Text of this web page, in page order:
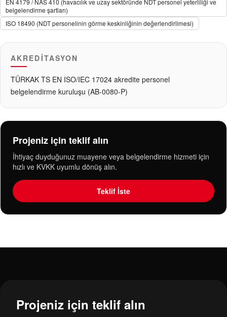
EN 4179 / NAS 410 (havacılık ve uzay sektöründe NDT personel yeterliliği ve
belgelendirme şartları)
ISO 18490 (NDT personelinin görme keskinliğinin değerlendirilmesi)
AKREDITASYON
TÜRKAK TS EN ISO/IEC 17024 akredite personel
belgelendirme kuruluşu (AB-0080-P)
Projeniz için teklif alın
İhtiyaç duyduğunuz muayene veya belgelendirme hizmeti için
hızlı ve KVKK uyumlu dönüş alın.
Teklif İste
Projeniz için teklif alın